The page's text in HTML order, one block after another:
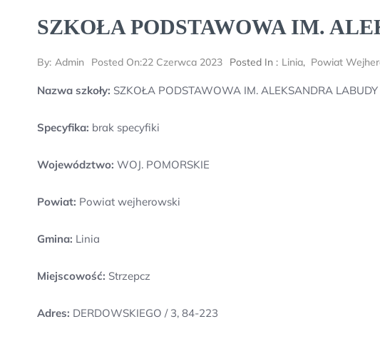
SZKOŁA PODSTAWOWA IM.
By: Admin Posted On:22 Czerwca 2023 Posted In : Linia, Powiat
Nazwa szkoły: SZKOŁA PODSTAWOWA IM. ALEKSANDRA
Specyfika: brak specyfiki
Województwo: WOJ. POMORSKIE
Powiat: Powiat wejherowski
Gmina: Linia
Miejscowość: Strzepcz
Adres: DERDOWSKIEGO / 3, 84-223